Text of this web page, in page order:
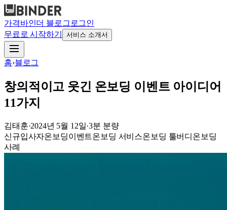
가격바인더 블로그 로그인
무료로 시작하기
서비스 소개서
홈›블로그
창의적이고 웃긴 온보딩 이벤트 아이디어
11가지
김태훈·2024년 5월 12일·3분 분량
신규입사자온보딩이벤트온보딩 서비스온보딩 툴버디 온보딩
사례